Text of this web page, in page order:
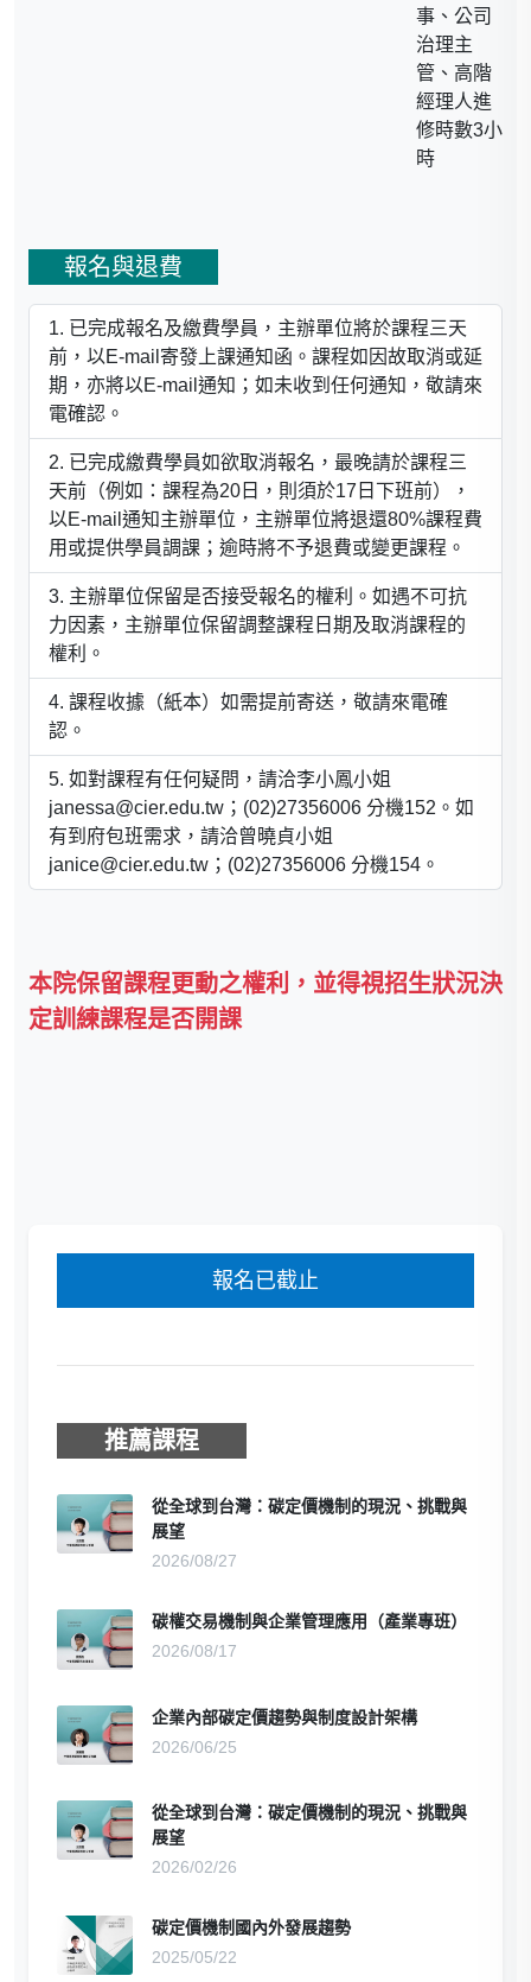
事、公司
治理主
管、高階
經理人進
修時數3小
時
報名與退費
已完成報名及繳費學員，主辦單位將於課程三天
前，以E-mail寄發上課通知函。課程如因故取消或延
期，亦將以E-mail通知；如未收到任何通知，敬請來
電確認。
已完成繳費學員如欲取消報名，最晚請於課程三
天前（例如：課程為20日，則須於17日下班前），
以E-mail通知主辦單位，主辦單位將退還80%課程費
用或提供學員調課；逾時將不予退費或變更課程。
主辦單位保留是否接受報名的權利。如遇不可抗
力因素，主辦單位保留調整課程日期及取消課程的
權利。
課程收據（紙本）如需提前寄送，敬請來電確
認。
如對課程有任何疑問，請洽李小鳳小姐
janessa@cier.edu.tw；(02)27356006 分機152。如
有到府包班需求，請洽曾曉貞小姐
janice@cier.edu.tw；(02)27356006 分機154。
本院保留課程更動之權利，並得視招生狀況決
定訓練課程是否開課
報名已截止
推薦課程
從全球到台灣：碳定價機制的現況、挑戰與
展望
2026/08/27
碳權交易機制與企業管理應用（產業專班）
2026/08/17
企業內部碳定價趨勢與制度設計架構
2026/06/25
從全球到台灣：碳定價機制的現況、挑戰與
展望
2026/02/26
碳定價機制國內外發展趨勢
2025/05/22